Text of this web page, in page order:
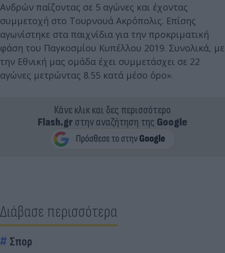
Ανδρών παίζοντας σε 5 αγώνες και έχοντας
συμμετοχή στο Τουρνουά Ακρόπολις. Επίσης
αγωνίστηκε στα παιχνίδια για την προκριματική
φάση του Παγκοσμίου Κυπέλλου 2019. Συνολικά, με
την Εθνική μας ομάδα έχει συμμετάσχει σε 22
αγώνες μετρώντας 8.55 κατά μέσο όρο».
Κάνε κλικ και δες περισσότερο
Flash.grστην αναζήτηση της Google
Διάβασε περισσότερα
Σπορ